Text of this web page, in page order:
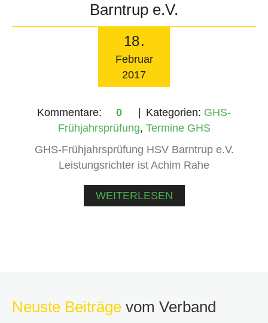
Barntrup e.V.
18.
Februar
2017
Kommentare: 0 Kategorien: GHS-
Frühjahrsprüfung, Termine GHS
GHS-Frühjahrsprüfung HSV Barntrup e.V.
Leistungsrichter ist Achim Rahe
WEITERLESEN
Neuste Beiträge vom Verband